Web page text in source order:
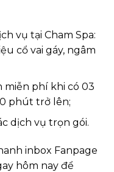
vụ tại Cham Spa:
cổ vai gáy, ngâm
miễn phí khi có 03
phút trở lên;
dịch vụ trọn gói.
inbox Fanpage
hôm nay để